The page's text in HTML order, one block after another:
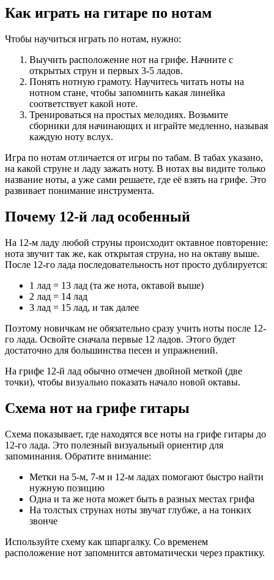
Как играть на гитаре по нотам
Чтобы научиться играть по нотам, нужно:
Выучить расположение нот на грифе. Начните с
открытых струн и первых 3-5 ладов.
Понять нотную грамоту. Научитесь читать ноты на
нотном стане, чтобы запомнить какая линейка
соответствует какой ноте.
Тренироваться на простых мелодиях. Возьмите
сборники для начинающих и играйте медленно, называя
каждую ноту вслух.
Игра по нотам отличается от игры по табам. В табах указано,
на какой струне и ладу зажать ноту. В нотах вы видите только
название ноты, а уже сами решаете, где её взять на грифе. Это
развивает понимание инструмента.
Почему 12-й лад особенный
На 12-м ладу любой струны происходит октавное повторение:
нота звучит так же, как открытая струна, но на октаву выше.
После 12-го лада последовательность нот просто дублируется:
1 лад = 13 лад (та же нота, октавой выше)
2 лад = 14 лад
3 лад = 15 лад, и так далее
Поэтому новичкам не обязательно сразу учить ноты после 12-
го лада. Освойте сначала первые 12 ладов. Этого будет
достаточно для большинства песен и упражнений.
На грифе 12-й лад обычно отмечен двойной меткой (две
точки), чтобы визуально показать начало новой октавы.
Схема нот на грифе гитары
Схема показывает, где находятся все ноты на грифе гитары до
12-го лада. Это полезный визуальный ориентир для
запоминания. Обратите внимание:
Метки на 5-м, 7-м и 12-м ладах помогают быстро найти
нужную позицию
Одна и та же нота может быть в разных местах грифа
На толстых струнах ноты звучат глубже, а на тонких
звонче
Используйте схему как шпаргалку. Со временем
расположение нот запомнится автоматически через практику.